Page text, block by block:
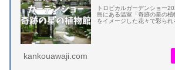
トロピカルガーデンショー
島にある温室「奇跡の星の
をイメージした花々で彩られ
kankouawaji.com